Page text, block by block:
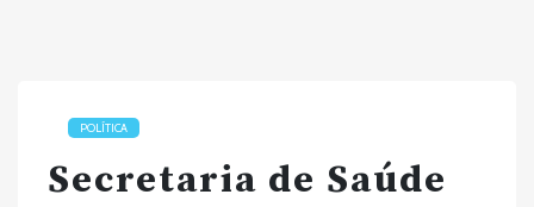
POLÍTICA
Secretaria de Saúde